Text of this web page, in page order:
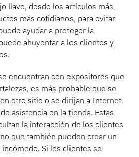
llave, desde los artículos más
más cotidianos, para evitar
ayudar a proteger la
ahuyentar a los clientes y
encuentran con expositores que
es más probable que se
otro sitio o se dirijan a Internet
asistencia en la tienda. Estas
la interacción de los clientes
que también pueden crear un
Si los clientes se